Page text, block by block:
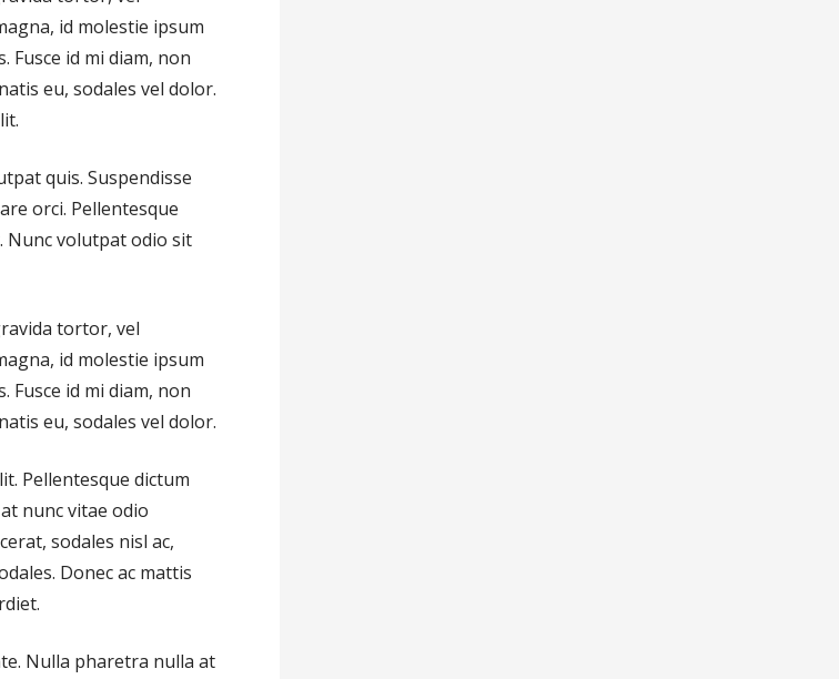
id molestie ipsum
Fusce id mi diam, non
eu, sodales vel dolor.
quis. Suspendisse
orci. Pellentesque
Nunc volutpat odio sit
tortor, vel
id molestie ipsum
Fusce id mi diam, non
eu, sodales vel dolor.
Pellentesque dictum
nunc vitae odio
sodales nisl ac,
Donec ac mattis
Nulla pharetra nulla at